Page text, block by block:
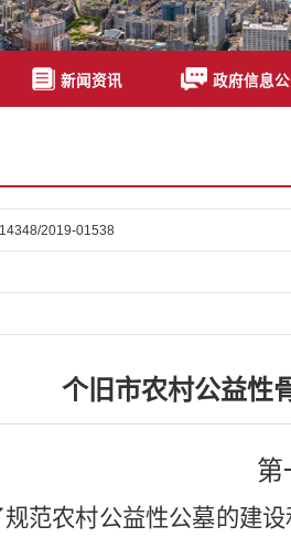
新闻资讯 政府信息
2019-01538
个旧市农村公益性
第
规范农村公益性公墓的建